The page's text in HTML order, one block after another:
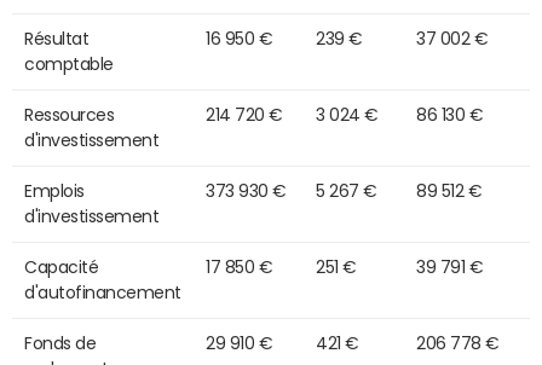
Résultat
comptable
16 950 € 239 € 37 002 €
Ressources
d'investissement
214 720 € 3 024 € 86 130 €
Emplois
d'investissement
373 930 € 5 267 € 89 512 €
Capacité
d'autofinancement
17 850 € 251 € 39 791 €
Fonds de
29 910 € 421 € 206 778 €